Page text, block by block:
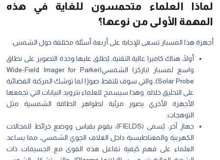
العلماء متحمسون للغاية في هذه
الأولى من نوعها؟
هذا المسبار تسعى للإجابة على أربعة أسئلة مختلفة حول الشمس:
أولًا، هناك كاميرا عالية التقنية، يُطلق عليها وحدة التصوير على نطاق
واسع لمسبار (باركر) الشمسي(Wide-Field Imager for Parker
Solar Probe)، والتي سوف تلتقط صورًا لما توشك المركبة الفضائية
على التحليق خلاله. وهذا سيسمح للعلماء بتزويد البيانات التي تجمعها
الأجهزة الأخري بصور مرئية لظواهر الطاقة الشمسية مثل
التوهجات.
جهاز آخر، يُسمى (FIELDS)، يقوم بقياس ووضع خرائط للمجالات
الكهربية والمغناطيسية داخل الغلاف الجوي الشمسي، مما يساعد
العلماء على فهم كيفية تفاعل هذه القوى مع الجسيمات ذات